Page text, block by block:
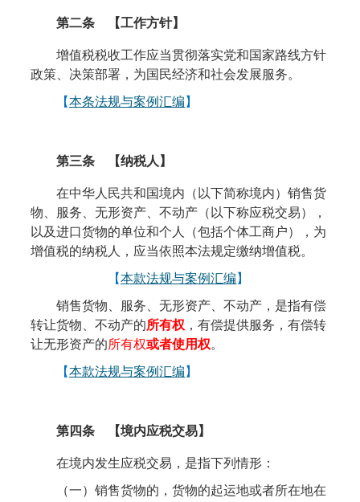
第二条 【工作方针】
增值税税收工作应当贯彻落实党和国家路线方针
政策、决策部署，为国民经济和社会发展服务。
【本条法规与案例汇编 】
第三条 【纳税人】
在中华人民共和国境内（以下简称境内）销售货
物、服务、无形资产、不动产（以下称应税交易），
以及进口货物的单位和个人（包括个体工商户），为
增值税的纳税人，应当依照本法规定缴纳增值税。
【本款法规与案例汇编 】
销售货物、服务、无形资产、不动产，是指有偿
转让货物、不动产的所有权 ，有偿提供服务，有偿转
让无形资产的所有权或者使用权。
【本款法规与案例汇编 】
第四条 【境内应税交易】
在境内发生应税交易，是指下列情形：
（一）销售货物的，货物的起运地或者所在地在